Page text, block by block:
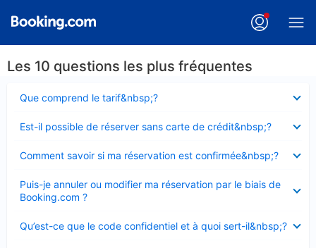
Les 10 questions les plus fréquentes
Que comprend le tarif&nbsp;?
fermé
Est-il possible de réserver sans carte de crédit&nbsp;?
fermé
Comment savoir si ma réservation est confirmée&nbsp;?
fermé
Puis-je annuler ou modifier ma réservation par le biais de
Booking.com ?
fermé
Qu’est-ce que le code confidentiel et à quoi sert-il&nbsp;?
fermé